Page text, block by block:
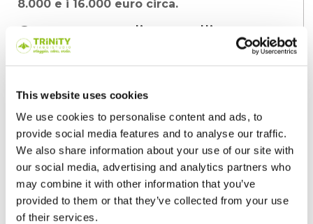
This website uses cookies
We use cookies to personalise content and ads, to
provide social media features and to analyse our traffic.
We also share information about your use of our site with
our social media, advertising and analytics partners who
may combine it with other information that you’ve
provided to them or that they’ve collected from your use
of their services.
8.000 e i 16.000 euro circa.
Quanto costa l’anno all’estero
in Giappone?
al mondo. La sua cultura millenaria, i
Paesaggi naturali e urbani unici e unalingua
ricca di fascinorendono l’opzione di
trascorrere un periodo del liceo qui una
grande opportunità di crescita. Per questo
noi di Trinity ViaggiStudio abbiamo voluto
aggiungerla all’High School program. Sono
disponibili i programmi Exchange, Exchange